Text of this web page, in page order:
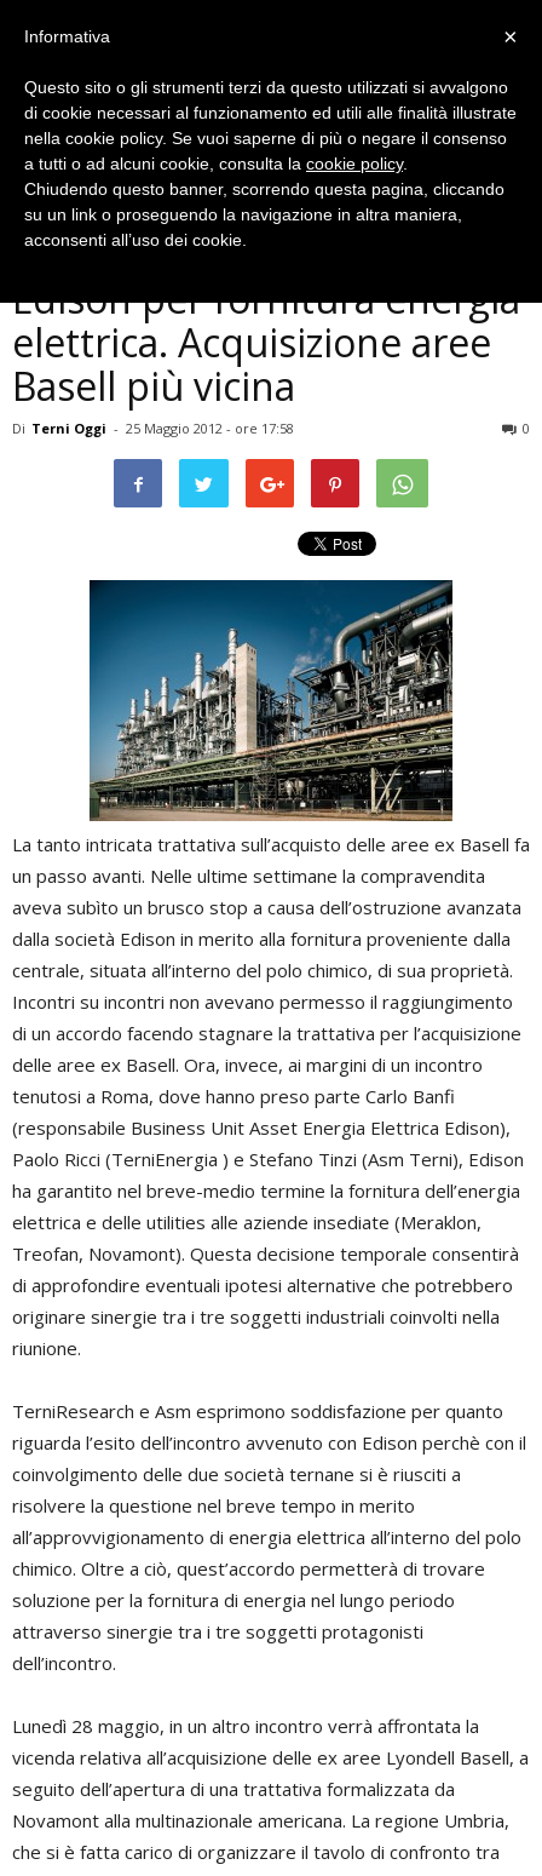
Economia
Polo chimico, accordo con
Edison per fornitura energia
elettrica. Acquisizione aree
Basell più vicina
Di Terni Oggi - 25 Maggio 2012 - ore 17:58 0
La tanto intricata trattativa sull’acquisto delle aree ex Basell fa
un passo avanti. Nelle ultime settimane la compravendita
aveva subìto un brusco stop a causa dell’ostruzione avanzata
dalla società Edison in merito alla fornitura proveniente dalla
centrale, situata all’interno del polo chimico, di sua proprietà.
Incontri su incontri non avevano permesso il raggiungimento
di un accordo facendo stagnare la trattativa per l’acquisizione
delle aree ex Basell. Ora, invece, ai margini di un incontro
tenutosi a Roma, dove hanno preso parte Carlo Banfi
(responsabile Business Unit Asset Energia Elettrica Edison),
Paolo Ricci (TerniEnergia ) e Stefano Tinzi (Asm Terni), Edison
ha garantito nel breve-medio termine la fornitura dell’energia
elettrica e delle utilities alle aziende insediate (Meraklon,
Treofan, Novamont). Questa decisione temporale consentirà
di approfondire eventuali ipotesi alternative che potrebbero
originare sinergie tra i tre soggetti industriali coinvolti nella
riunione.
TerniResearch e Asm esprimono soddisfazione per quanto
riguarda l’esito dell’incontro avvenuto con Edison perchè con il
coinvolgimento delle due società ternane si è riusciti a
risolvere la questione nel breve tempo in merito
all’approvvigionamento di energia elettrica all’interno del polo
chimico. Oltre a ciò, quest’accordo permetterà di trovare
soluzione per la fornitura di energia nel lungo periodo
attraverso sinergie tra i tre soggetti protagonisti
dell’incontro.
Lunedì 28 maggio, in un altro incontro verrà affrontata la
vicenda relativa all’acquisizione delle ex aree Lyondell Basell, a
seguito dell’apertura di una trattativa formalizzata da
Novamont alla multinazionale americana. La regione Umbria,
che si è fatta carico di organizzare il tavolo di confronto tra
×
Informativa
Questo sito o gli strumenti terzi da questo utilizzati si avvalgono
di cookie necessari al funzionamento ed utili alle finalità illustrate
nella cookie policy. Se vuoi saperne di più o negare il consenso
a tutti o ad alcuni cookie, consulta la cookie policy.
Chiudendo questo banner, scorrendo questa pagina, cliccando
su un link o proseguendo la navigazione in altra maniera,
acconsenti all’uso dei cookie.